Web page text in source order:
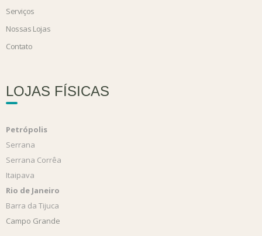
Serviços
Nossas Lojas
Contato
LOJAS FÍSICAS
Petrópolis
Serrana
Serrana Corrêa
Itaipava
Rio de Janeiro
Barra da Tijuca
Campo Grande